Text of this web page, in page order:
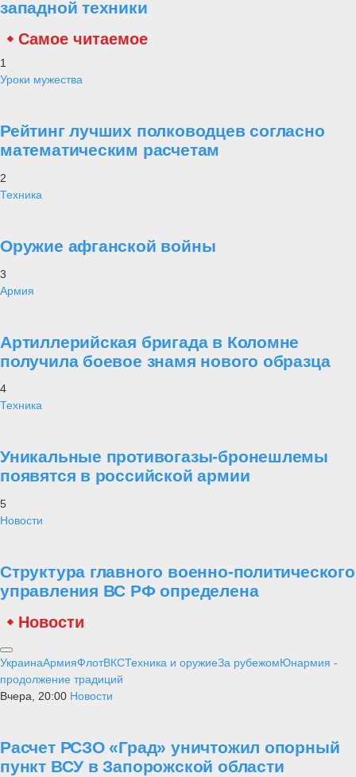
западной техники
Самое читаемое
1
Уроки мужества
Рейтинг лучших полководцев согласно
математическим расчетам
2
Техника
Оружие афганской войны
3
Армия
Артиллерийская бригада в Коломне
получила боевое знамя нового образца
4
Техника
Уникальные противогазы-бронешлемы
появятся в российской армии
5
Новости
Структура главного военно-политического
управления ВС РФ определена
Новости
УкраинаАрмияФлотВКСТехника и оружиеЗа рубежомЮнармия -
продолжение традиций
Вчера, 20:00 Новости
Расчет РСЗО «Град» уничтожил опорный
пункт ВСУ в Запорожской области